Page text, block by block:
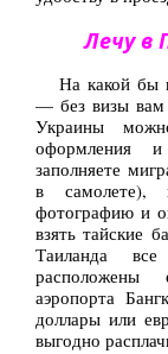
Лечу в
На какой бы
— без визы вам
Украины
оформления
заполняете
в самолете),
фотографию и
взять тайские
Таиланда
аэропорта
доллары или
выгодно